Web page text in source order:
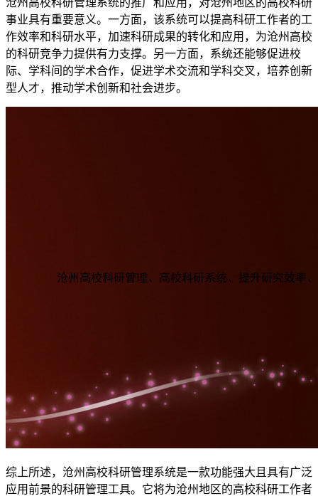
事业具有重要意义。一方面，该系统可以提高科研工作者的工
作效率和科研水平，加速科研成果的转化和应用，为沧州高校
的科研竞争力提供有力支撑。另一方面，系统还能够促进校
际、学科间的学术合作，促进学术交流和学科交叉，培养创新
型人才，推动学术创新和社会进步。
综上所述，沧州高校科研管理系统是一款功能强大且具有广泛
应用前景的科研管理工具。它将为沧州地区的高校科研工作者